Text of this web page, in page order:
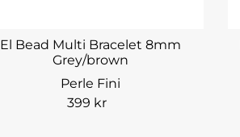
El Bead Multi Bracelet 8mm
Grey/brown
Perle Fini
399 kr